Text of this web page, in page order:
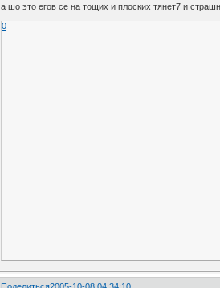
а шо это егов се на тощих и плоских тянет7 и
0